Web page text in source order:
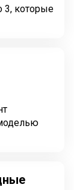
3, которые